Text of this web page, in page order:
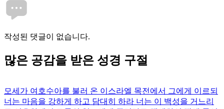
작성된 댓글이 없습니다.
많은 공감을 받은 성경 구절
모세가 여호수아를 불러 온 이스라엘 목전에서 그에게 이르되
너는 마음을 강하게 하고 담대히 하라 너는 이 백성을 거느리